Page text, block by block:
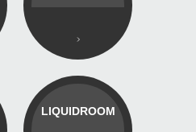
LIQUIDROOM